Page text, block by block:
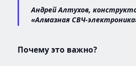
Андрей Алтухов,
«Алмазная СВЧ-
Почему это важно?